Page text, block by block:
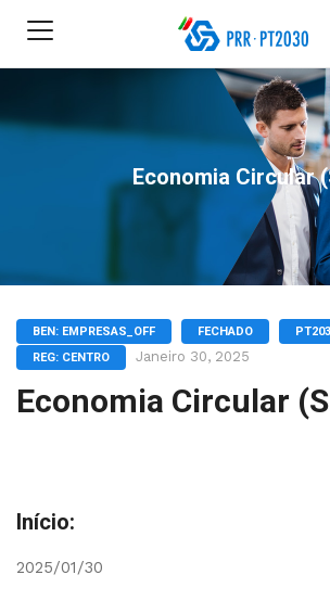
Economia Circular
BEN: EMPRESAS_OFF FECHADO
REG: CENTRO
Janeiro 30, 2025
Economia Circular
Início:
2025/01/30